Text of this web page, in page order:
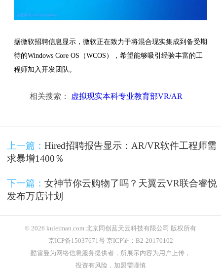
据微软招聘信息显示，微软正在致力于将混合现实集成到备受期
待的Windows Core OS（WCOS），希望能够吸引经验丰富的工
程师加入开发团队。
相关搜索： 虚拟现实本科专业教育部VR/AR
上一篇： Hired招聘报告显示：AR/VR软件工程师需
求暴增1400％
下一篇： 女神节你云购物了吗？天翼云VR联合睿悦
发布万店计划
© 2026 kuleiman.com 北京同创蓝天云科技有限公司 版权所有
京ICP备15037671号 京ICP证：B2-20170102
酷雷曼为网络信息服务提供者，所展示内容为用户上传，
投资有风险，加盟需谨慎